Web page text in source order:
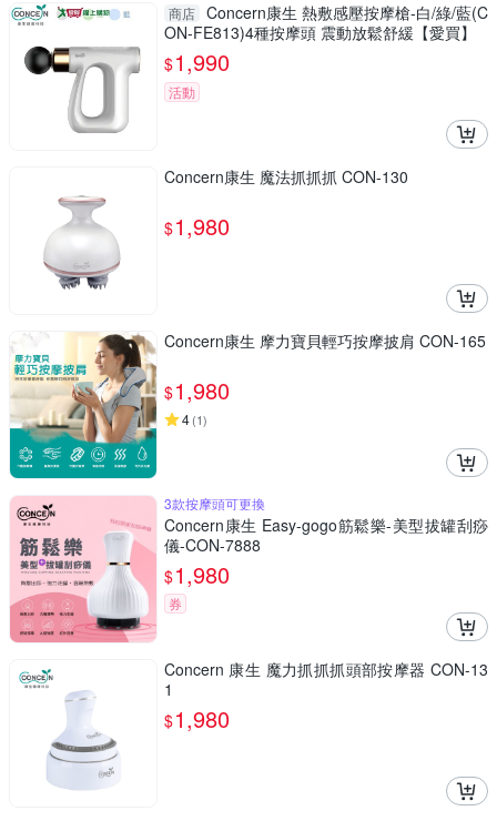
商店 Concern康生 熱敷感壓按摩槍-白/綠/藍(C
ON-FE813)4種按摩頭 震動放鬆舒緩【愛買】
$1,990
活動
Concern康生 魔法抓抓抓 CON-130
$1,980
Concern康生 摩力寶貝輕巧按摩披肩 CON-165
$1,980
4(1)
3款按摩頭可更換
Concern康生 Easy-gogo筋鬆樂-美型拔罐刮痧
儀-CON-7888
$1,980
券
Concern 康生 魔力抓抓抓頭部按摩器 CON-13
1
$1,980